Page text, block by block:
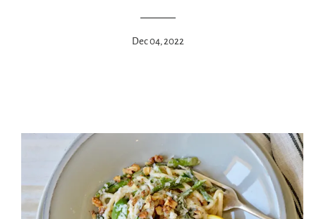
Dec 04, 2022